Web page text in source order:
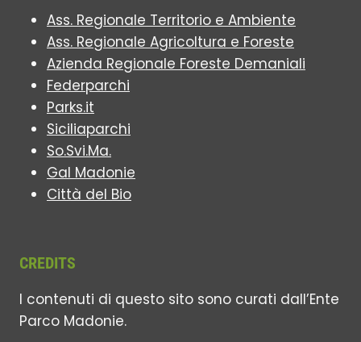
Ass. Regionale Territorio e Ambiente
Ass. Regionale Agricoltura e Foreste
Azienda Regionale Foreste Demaniali
Federparchi
Parks.it
Siciliaparchi
So.Svi.Ma.
Gal Madonie
Città del Bio
CREDITS
I contenuti di questo sito sono curati dall’Ente
Parco Madonie.